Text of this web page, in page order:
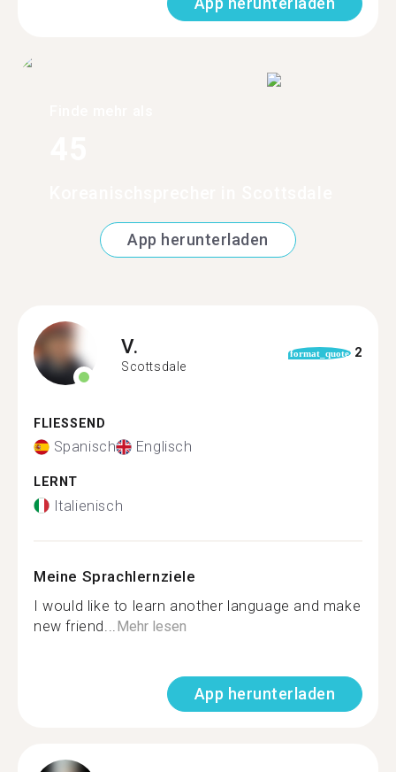
App herunterladen
V.
Scottsdale
format_quote 2
FLIESSEND
Spanisch Englisch
LERNT
Italienisch
Meine Sprachlernziele
I would like to learn another language and make
new friend... Mehr lesen
App herunterladen